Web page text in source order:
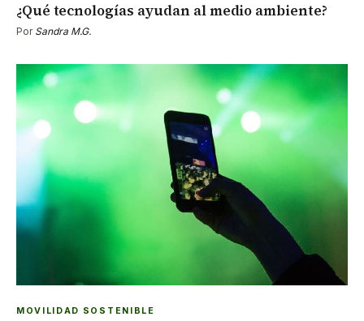
¿Qué tecnologías ayudan al medio ambiente?
Por Sandra M.G.
MOVILIDAD SOSTENIBLE